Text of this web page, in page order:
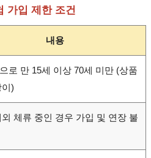
가입 제한 조건
내용
로 만 15세 이상 70세 미만 (상품
)
체류 중인 경우 가입 및 연장 불